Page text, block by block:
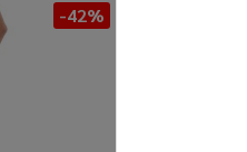
-42%